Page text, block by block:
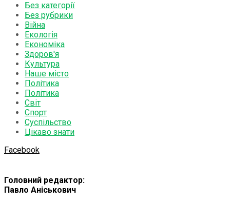
Без категорії
Без рубрики
Війна
Екологія
Економіка
Здоров'я
Культура
Наше місто
Політика
Політика
Світ
Спорт
Суспільство
Цікаво знати
Facebook
Головний редактор:
Павло Аніськович